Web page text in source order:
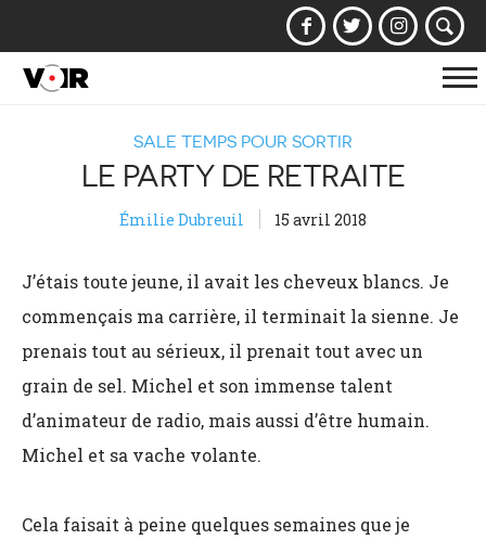
SALE TEMPS POUR SORTIR
LE PARTY DE RETRAITE
Émilie Dubreuil 15 avril 2018
J’étais toute jeune, il avait les cheveux blancs. Je
commençais ma carrière, il terminait la sienne. Je
prenais tout au sérieux, il prenait tout avec un
grain de sel. Michel et son immense talent
d’animateur de radio, mais aussi d’être humain.
Michel et sa vache volante.
Cela faisait à peine quelques semaines que je